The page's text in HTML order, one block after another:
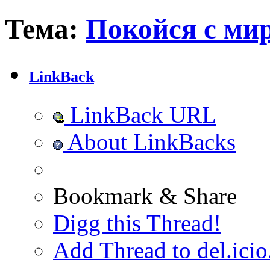
Тема: Покойся с
LinkBack
LinkBack URL
About LinkBacks
Bookmark & Share
Digg this Thread!
Add Thread to